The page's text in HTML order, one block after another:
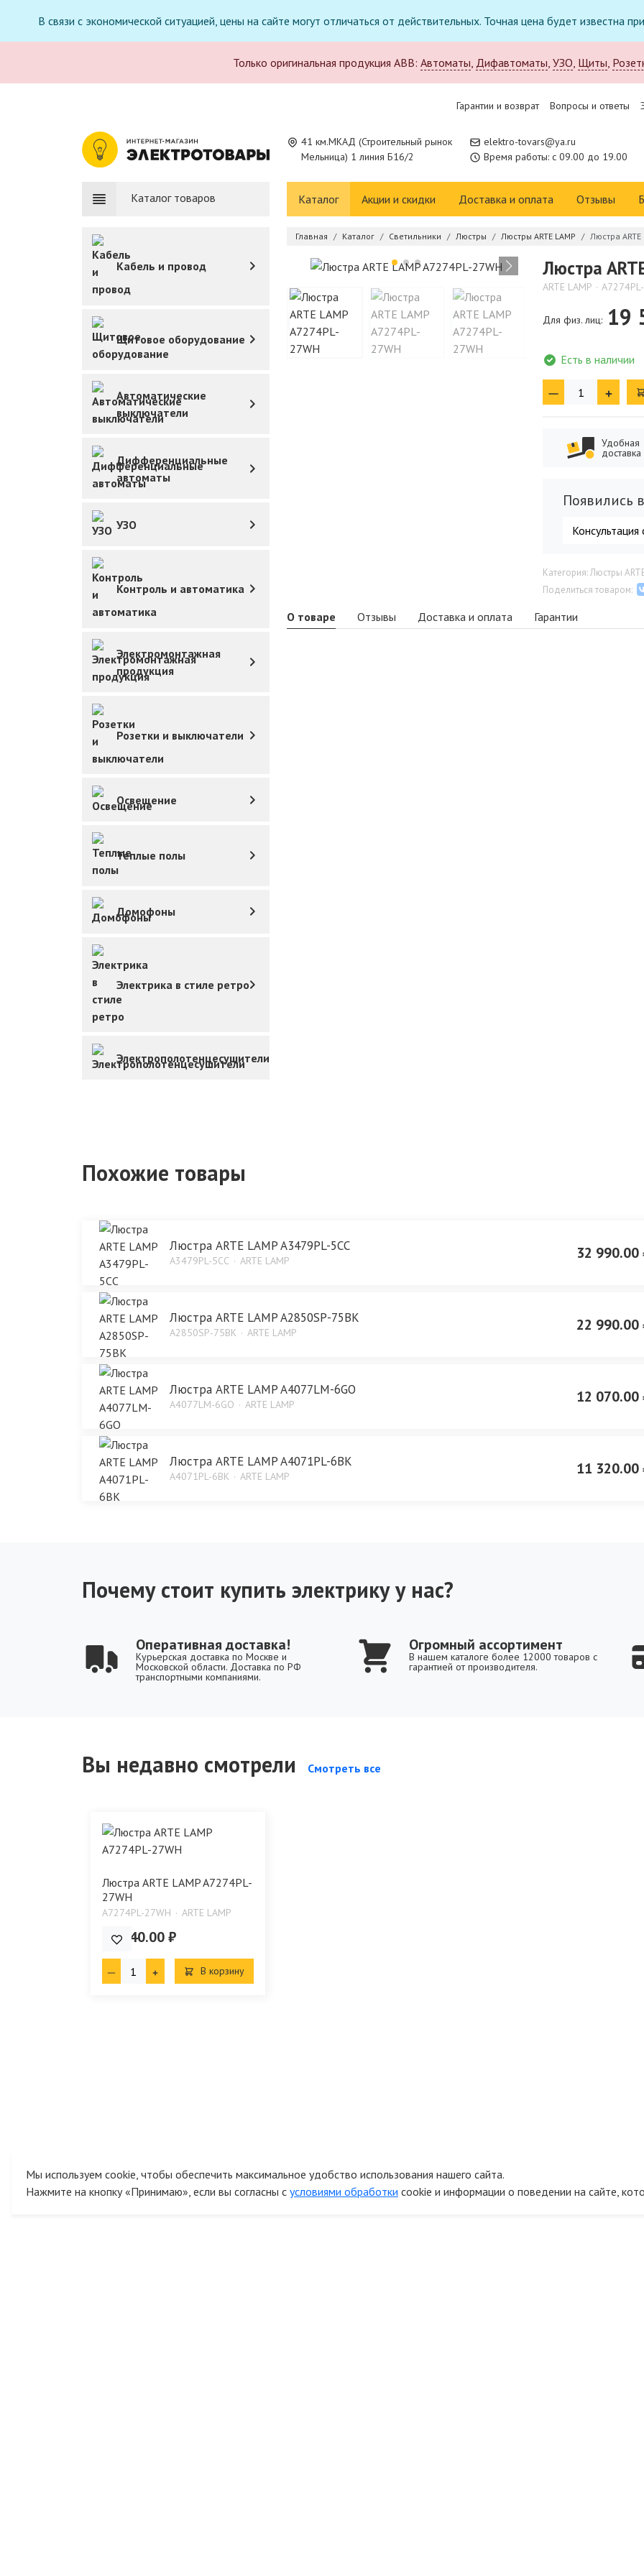
В связи с экономической ситуацией, цены на сайте могут отличаться от действительных. Точная цена будет
Только оригинальная продукция ABB: Автоматы, Дифавтоматы, УЗО, Щиты,
Гарантии и возврат Вопросы и ответы
41 км.МКАД (Строительный рынок
Мельница) 1 линия Б16/2
elektro-tovars@ya.ru
Время работы: с 09.00 до 19.00
Каталог товаров Каталог Акции и скидки Доставка и оплата Отзывы
Кабель и провод
Щитовое оборудование
Автоматические
выключатели
Дифференциальные
автоматы
УЗО
Контроль и автоматика
Электромонтажная
продукция
Розетки и выключатели
Освещение
Теплые полы
Домофоны
Электрика в стиле ретро
Электрополотенцесушители
Главная Каталог Светильники Люстры Люстры ARTE LAMP Люстра ARTE
Люстра
ARTE LAMP
Для физ. лиц: 19
Есть в наличии
Удобная
доставка
Появились
Консультация
Категория: Люстры
Поделиться товаром:
О товаре Отзывы Доставка и оплата Гарантии
Похожие товары
Люстра ARTE LAMP A3479PL-5CC
A3479PL-5CC ARTE LAMP 32 990.00
Люстра ARTE LAMP A2850SP-75BK
A2850SP-75BK ARTE LAMP 22 990.00
Люстра ARTE LAMP A4077LM-6GO
A4077LM-6GO ARTE LAMP 12 070.00
Люстра ARTE LAMP A4071PL-6BK
A4071PL-6BK ARTE LAMP 11 320.00
Почему стоит купить электрику у нас?
Оперативная доставка!
Курьерская доставка по Москве и
Московской области. Доставка по РФ
транспортными компаниями.
Огромный ассортимент
В нашем каталоге более 12000 товаров с
гарантией от производителя.
Вы недавно смотрели Смотреть все
Люстра ARTE LAMP A7274PL-
27WH
A7274PL-27WH ARTE LAMP
19 540.00 ₽
В корзину
Мы используем cookie, чтобы обеспечить максимальное удобство использования нашего сайта.
Нажмите на кнопку «Принимаю», если вы согласны с условиями обработки cookie и информации о поведении на сайте,